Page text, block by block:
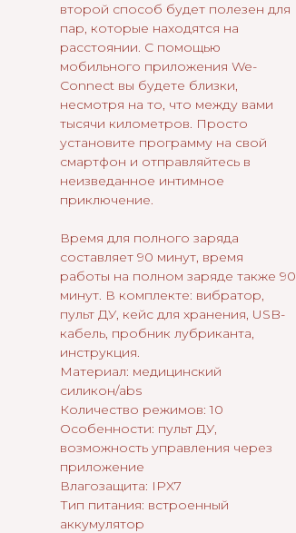
второй способ будет полезен для
пар, которые находятся на
расстоянии. С помощью
мобильного приложения We-
Connect вы будете близки,
несмотря на то, что между вами
тысячи километров. Просто
установите программу на свой
смартфон и отправляйтесь в
неизведанное интимное
приключение.
Время для полного заряда
составляет 90 минут, время
работы на полном заряде также 90
минут. В комплекте: вибратор,
пульт ДУ, кейс для хранения, USB-
кабель, пробник лубриканта,
инструкция.
Материал: медицинский
силикон/abs
Количество режимов: 10
Особенности: пульт ДУ,
возможность управления через
приложение
Влагозащита: IPX7
Тип питания: встроенный
аккумулятор